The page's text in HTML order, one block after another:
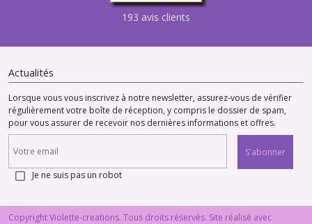
193 avis clients
Actualités
Lorsque vous vous inscrivez à notre newsletter, assurez-vous de vérifier
régulièrement votre boîte de réception, y compris le dossier de spam,
pour vous assurer de recevoir nos dernières informations et offres.
S'abonner
Je ne suis pas un robot
Copyright Violette-creations. Tous droits réservés. Site réalisé avec